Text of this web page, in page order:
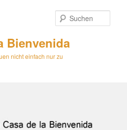
Bienvenida
nicht einfach nur zu